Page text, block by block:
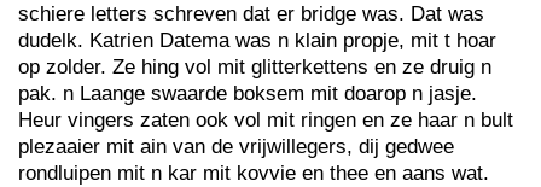
schiere letters schreven dat er bridge was. Dat was
dudelk. Katrien Datema was n klain propje, mit t hoar
op zolder. Ze hing vol mit glitterkettens en ze druig n
pak. n Laange swaarde boksem mit doarop n jasje.
Heur vingers zaten ook vol mit ringen en ze haar n bult
plezaaier mit ain van de vrijwillegers, dij gedwee
rondluipen mit n kar mit kovvie en thee en aans wat.